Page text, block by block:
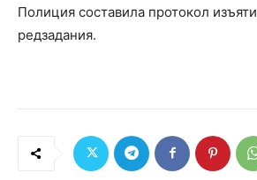
Полиция составила протокол
редзадания.